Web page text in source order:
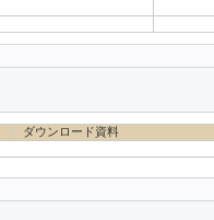
ダウンロード資料